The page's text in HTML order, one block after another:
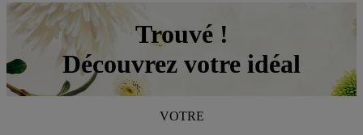
Trouvé !
Découvrez votre idéal
VOTRE